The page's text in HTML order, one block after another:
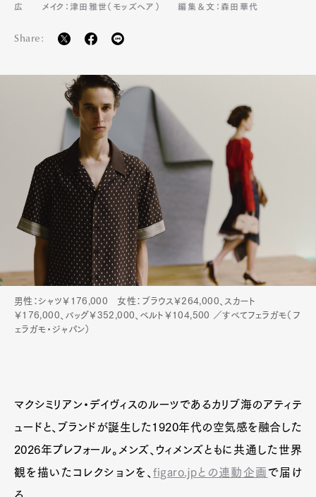
広
メイク：津田雅世（モッズヘア） 編集＆文：森田華代
Share:
男性：シャツ￥176,000 女性：ブラウス￥264,000、スカート
￥176,000、バッグ￥352,000、ベルト￥104,500 ／すべてフェラガモ（フ
ェラガモ・ジャパン）
マクシミリアン・デイヴィスのルーツであるカリブ海のアティテ
ュードと、ブランドが誕生した1920年代の空気感を融合した
2026年プレフォール。メンズ、ウィメンズともに共通した世界
観を描いたコレクションを、figaro.jpとの連動企画 で届け